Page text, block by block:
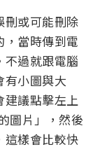
刪或可能刪除
，當時傳到電
不過就跟電腦
有小圖與大
議點擊左上
圖片」，然後
這樣會比較快